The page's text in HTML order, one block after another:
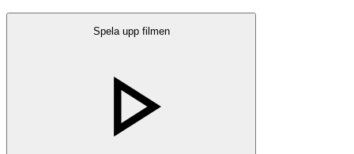
Spela upp filmen